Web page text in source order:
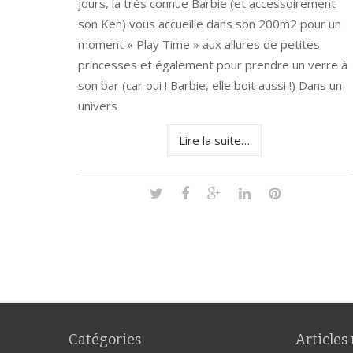
son Ken) vous accueille dans son 200m2 pour un
moment « Play Time » aux allures de petites
princesses et également pour prendre un verre à
son bar (car oui ! Barbie, elle boit aussi !) Dans un
univers
Lire la suite…
Catégories Articles